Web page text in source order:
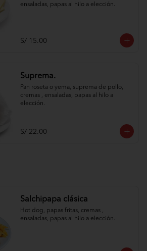
ensaladas, papas al hilo a elección.
S/ 15.00
Suprema.
Pan roseta o yema, suprema de pollo,
cremas , ensaladas, papas al hilo a
elección.
S/ 22.00
Salchipapa clásica
Hot dog, papas fritas, cremas ,
ensaladas, papas al hilo a elección.